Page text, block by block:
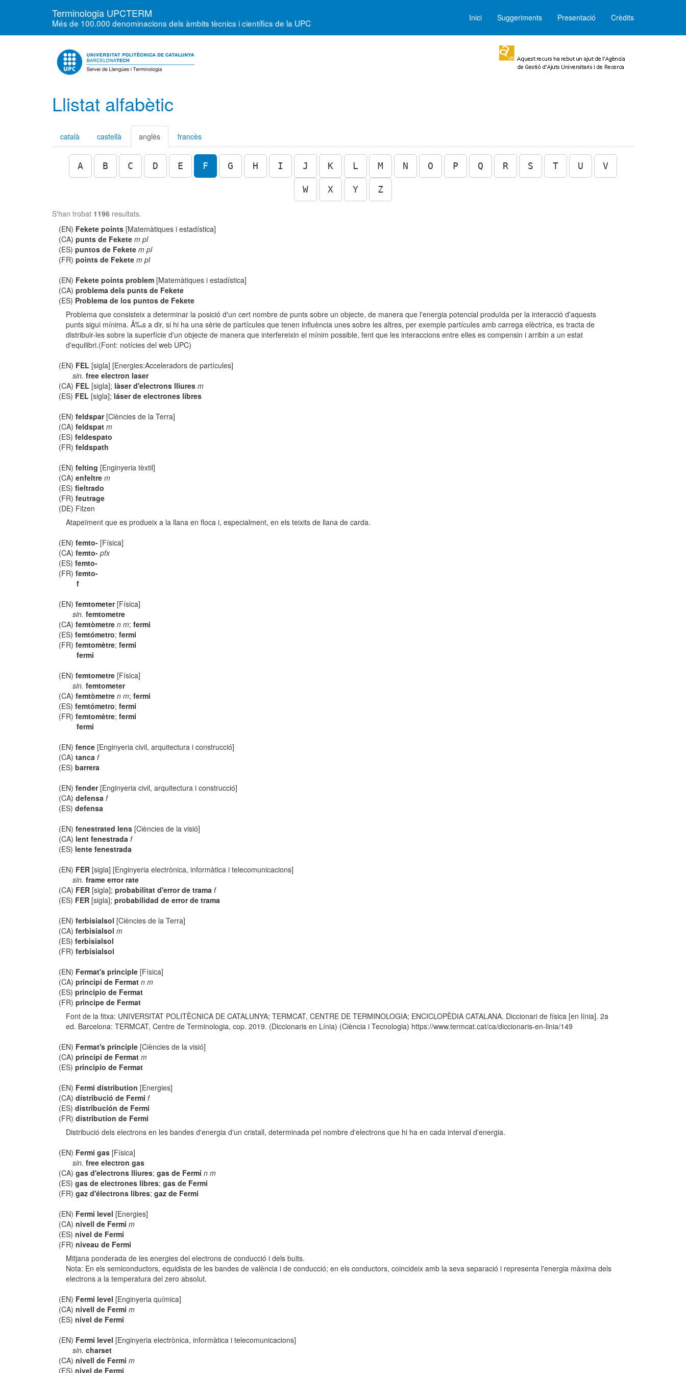
Terminologia UPCTERM
Més de 100.000 denominacions dels àmbits tècnics i científics de la UPC Inici Suggeriments Presentació Crèdits
Llistat alfabètic
català castellà anglès francès
A B C D E F G H I J K L M N O P Q R S T U V
W X Y Z
S'han trobat 1196 resultats.
(EN) Fekete points [Matemàtiques i estadística]
(CA)punts de Fekete m pl
(ES)puntos de Fekete m pl
(FR)points de Fekete m pl
(EN) Fekete points problem [Matemàtiques i estadística]
(CA)problema dels punts de Fekete
(ES) Problema de los puntos de Fekete
Problema que consisteix a determinar la posició d'un cert nombre de punts sobre un objecte, de manera que l'energia potencial produïda per la interacció d'aquests
punts sigui mínima. Ã‰s a dir, si hi ha una sèrie de partícules que tenen influència unes sobre les altres, per exemple partícules amb carrega elèctrica, es tracta de
distribuir-les sobre la superfície d'un objecte de manera que interfereixin el mínim possible, fent que les interaccions entre elles es compensin i arribin a un estat
d'equilibri.(Font: notícies del web UPC)
(EN) FEL [sigla] [Energies:Acceleradors de partícules]
sin. free electron laser
(CA) FEL [sigla]; làser d'electrons lliures m
(ES) FEL [sigla]; láser de electrones libres
(EN)feldspar[Ciències de la Terra]
(CA)feldspat m
(ES)feldespato
(FR)feldspath
(EN)felting [Enginyeria tèxtil]
(CA)enfeltre m
(ES)fieltrado
(FR)feutrage
(DE) Filzen
Atapeïment que es produeix a la llana en floca i, especialment, en els teixits de llana de carda.
(EN)femto- [Física]
(CA)femto- pfx
(ES)femto-
(FR)femto-
f
(EN)femtometer[Física]
sin. femtometre
(CA)femtòmetre n m;fermi
(ES)femtómetro;fermi
(FR)femtomètre;fermi
fermi
(EN)femtometre [Física]
sin. femtometer
(CA)femtòmetre n m;fermi
(ES)femtómetro;fermi
(FR)femtomètre;fermi
fermi
(EN)fence [Enginyeria civil, arquitectura i construcció]
(CA)tanca f
(ES)barrera
(EN)fender[Enginyeria civil, arquitectura i construcció]
(CA)defensa f
(ES)defensa
(EN)fenestrated lens [Ciències de la visió]
(CA) lent fenestrada f
(ES) lente fenestrada
(EN) FER [sigla] [Enginyeria electrònica, informàtica i telecomunicacions]
sin. frame error rate
(CA) FER [sigla];probabilitat d'error de trama f
(ES) FER [sigla];probabilidad de error de trama
(EN)ferbisialsol [Ciències de la Terra]
(CA)ferbisialsol m
(ES)ferbisialsol
(FR)ferbisialsol
(EN) Fermat's principle [Física]
(CA)principi de Fermat n m
(ES)principio de Fermat
(FR)principe de Fermat
Font de la fitxa: UNIVERSITAT POLITÈCNICA DE CATALUNYA; TERMCAT, CENTRE DE TERMINOLOGIA; ENCICLOPÈDIA CATALANA. Diccionari de física [en línia]. 2a
ed. Barcelona: TERMCAT, Centre de Terminologia, cop. 2019. (Diccionaris en Línia) (Ciència i Tecnologia) https://www.termcat.cat/ca/diccionaris-en-linia/149
(EN) Fermat's principle [Ciències de la visió]
(CA)principi de Fermat m
(ES)principio de Fermat
(EN) Fermi distribution [Energies]
(CA)distribució de Fermi f
(ES)distribución de Fermi
(FR)distribution de Fermi
Distribució dels electrons en les bandes d'energia d'un cristall, determinada pel nombre d'electrons que hi ha en cada interval d'energia.
(EN) Fermi gas [Física]
sin. free electron gas
(CA)gas d'electrons lliures;gas de Fermi n m
(ES)gas de electrones libres;gas de Fermi
(FR)gaz d'électrons libres;gaz de Fermi
(EN) Fermi level [Energies]
(CA)nivell de Fermi m
(ES)nivel de Fermi
(FR)niveau de Fermi
Mitjana ponderada de les energies del electrons de conducció i dels buits.
Nota: En els semiconductors, equidista de les bandes de valència i de conducció; en els conductors, coincideix amb la seva separació i representa l'energia màxima dels
electrons a la temperatura del zero absolut.
(EN) Fermi level [Enginyeria química]
(CA)nivell de Fermi m
(ES)nivel de Fermi
(EN) Fermi level [Enginyeria electrònica, informàtica i telecomunicacions]
sin. charset
(CA)nivell de Fermi m
(ES)nivel de Fermi